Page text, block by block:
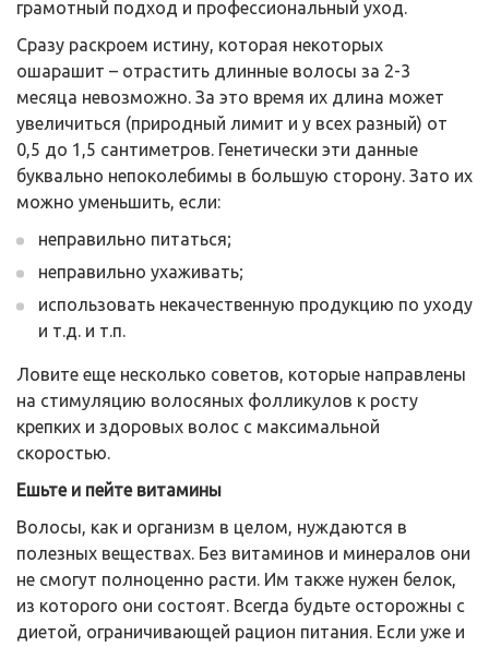
грамотный подход и профессиональный уход.
Сразу раскроем истину, которая некоторых
ошарашит – отрастить длинные волосы за 2-3
месяца невозможно. За это время их длина может
увеличиться (природный лимит и у всех разный) от
0,5 до 1,5 сантиметров. Генетически эти данные
буквально непоколебимы в большую сторону. Зато их
можно уменьшить, если:
неправильно питаться;
неправильно ухаживать;
использовать некачественную продукцию по уходу
и т.д. и т.п.
Ловите еще несколько советов, которые направлены
на стимуляцию волосяных фолликулов к росту
крепких и здоровых волос с максимальной
скоростью.
Ешьте и пейте витамины
Волосы, как и организм в целом, нуждаются в
полезных веществах. Без витаминов и минералов они
не смогут полноценно расти. Им также нужен белок,
из которого они состоят. Всегда будьте осторожны с
диетой, ограничивающей рацион питания. Если уже и